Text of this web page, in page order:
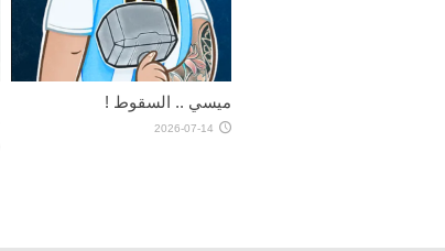
ميسي .. السقوط !
2026-07-14